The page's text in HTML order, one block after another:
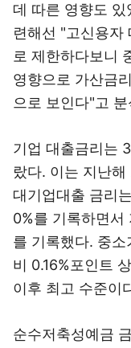
데 따른 영향도
련해선 "고신용자
로 제한하다보니
영향으로 가산금
으로 보인다"고
기업 대출금리는
랐다. 이는 지난
대기업대출 금리
0%를 기록하면
를 기록했다. 중
비 0.16%포인트
이후 최고 수준이
순수저축성예금